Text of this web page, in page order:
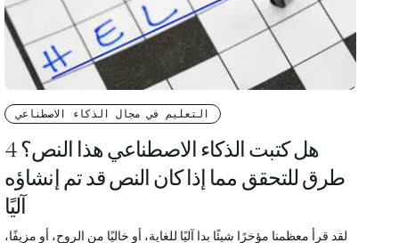
التعليم في مجال الذكاء الاصطناعي
هل كتبت الذكاء الاصطناعي هذا النص؟ 4
طرق للتحقق مما إذا كان النص قد تم إنشاؤه
آليًا
لقد قرأ معظمنا مؤخرًا شيئًا بدا آليًا للغاية، أو خاليًا من الروح، أو مزيفًا،